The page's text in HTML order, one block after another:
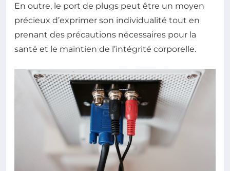
En outre, le port de plugs peut être un moyen
précieux d’exprimer son individualité tout en
prenant des précautions nécessaires pour la
santé et le maintien de l’intégrité corporelle.